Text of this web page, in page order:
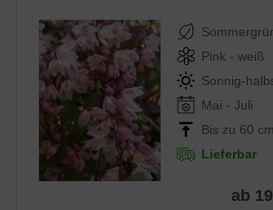
Pink - weiß
Sonnig-
Mai - Juli
Bis zu 60 cm
Lieferbar
ab